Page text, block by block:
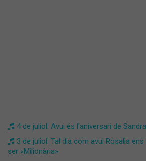
4 de juliol: Avui és l'aniversari de
3 de juliol: Tal dia com avui Rosalia
ser «Milionària»